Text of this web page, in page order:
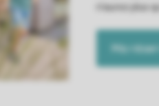
n'aurez plus
Ma